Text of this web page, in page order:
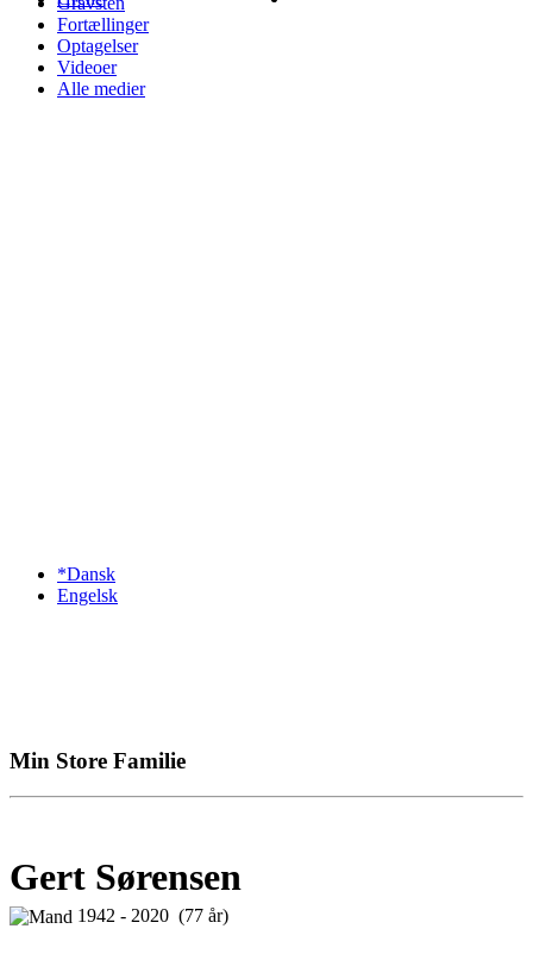
Fortællinger
Optagelser
Videoer
Alle medier
*Dansk
Engelsk
Min Store Familie
Gert Sørensen
1942 - 2020 (77 år)